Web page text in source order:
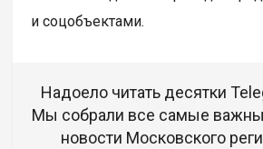
и соцобъектами.
Надоело читать десятки
Мы собрали все самые
новости Московского